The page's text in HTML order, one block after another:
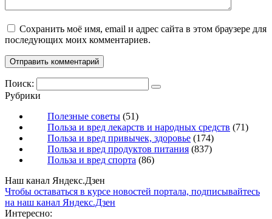
Сохранить моё имя, email и адрес сайта в этом браузере для
последующих моих комментариев.
Поиск:
Рубрики
Полезные советы (51)
Польза и вред лекарств и народных средств (71)
Польза и вред привычек, здоровье (174)
Польза и вред продуктов питания (837)
Польза и вред спорта (86)
Наш канал Яндекс.Дзен
Чтобы оставаться в курсе новостей портала, подписывайтесь
на наш канал Яндекс.Дзен
Интересно: